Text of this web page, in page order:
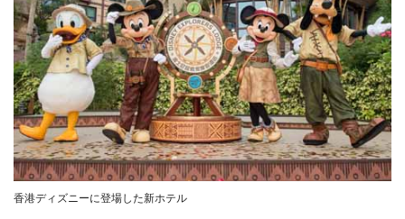
香港ディズニーに登場した新ホテル